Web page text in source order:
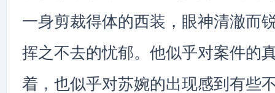
一身剪裁得体的西装，眼神清澈而
挥之不去的忧郁。他似乎对案件的
着，也似乎对苏婉的出现感到有些